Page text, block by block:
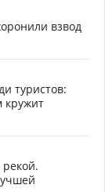
взвод
туристов:
кружит